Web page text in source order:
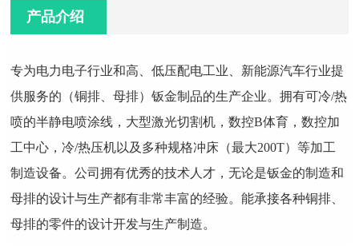
产品介绍
专为电力电子行业和高、低压配电工业、新能源汽车行业提
供服务的（铜排、母排）钣金制品的生产企业。拥有可冷/热
喷的半静电喷涂线，大型激光切割机，数控B体育，数控加
工中心，冷/热压机以及多种规格冲床（最大200T）等加工
制造设备。公司拥有优秀的技术人才，无论是钣金的制造和
母排的设计与生产都有非常丰富的经验。能承接各种铜排、
母排的零件的设计开发与生产制造。